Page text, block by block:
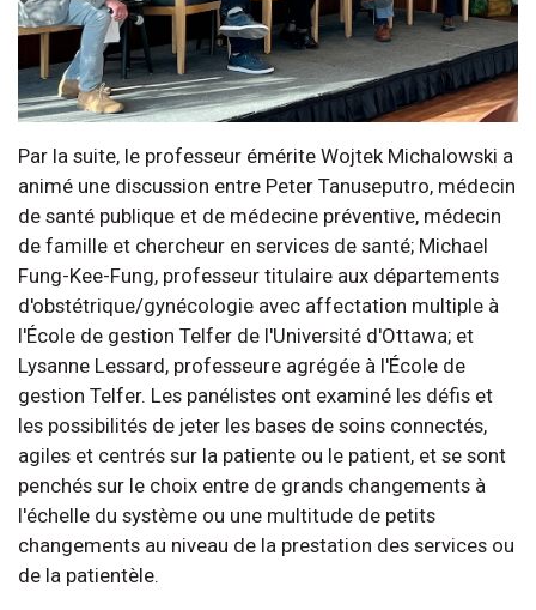
Par la suite, le professeur émérite Wojtek Michalowski a
animé une discussion entre Peter Tanuseputro, médecin
de santé publique et de médecine préventive, médecin
de famille et chercheur en services de santé; Michael
Fung-Kee-Fung, professeur titulaire aux départements
d'obstétrique/gynécologie avec affectation multiple à
l'École de gestion Telfer de l'Université d'Ottawa; et
Lysanne Lessard, professeure agrégée à l'École de
gestion Telfer. Les panélistes ont examiné les défis et
les possibilités de jeter les bases de soins connectés,
agiles et centrés sur la patiente ou le patient, et se sont
penchés sur le choix entre de grands changements à
l'échelle du système ou une multitude de petits
changements au niveau de la prestation des services ou
de la patientèle.